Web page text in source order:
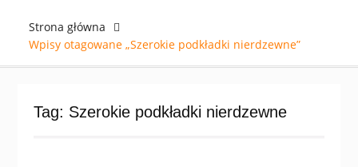
Strona główna
Wpisy otagowane „Szerokie podkładki nierdzewne”
Tag: Szerokie podkładki nierdzewne